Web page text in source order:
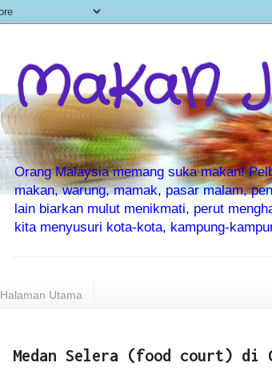
MaKaN
Orang Malaysia memang suka makan!
makan, warung, mamak, pasar malam,
lain biarkan mulut menikmati, perut
kita menyusuri kota-kota, kampung-
Halaman Utama
Medan Selera (food court) di